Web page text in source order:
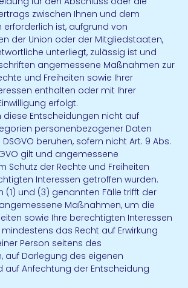
zwischen Ihnen und dem
erforderlich ist, aufgrund von
der Union oder der Mitgliedstaaten,
unterliegt, zulässig ist und
angemessene Maßnahmen zur
und Freiheiten sowie Ihrer
enthalten oder mit Ihrer
erfolgt.
diese Entscheidungen nicht auf
personenbezogener Daten
DSGVO beruhen, sofern nicht Art. 9 Abs.
gilt und angemessene
Schutz der Rechte und Freiheiten
Interessen getroffen wurden.
(1) und (3) genannten Fälle trifft der
Maßnahmen, um die
sowie Ihre berechtigten Interessen
das Recht auf Erwirkung
Person seitens des
auf Darlegung des eigenen
auf Anfechtung der Entscheidung